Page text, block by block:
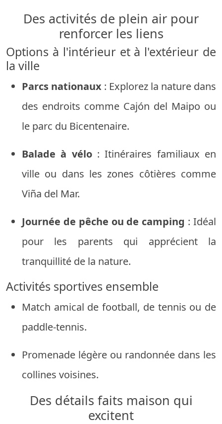
Des activités de plein air pour
renforcer les liens
Options à l'intérieur et à l'extérieur de
la ville
Parcs nationaux : Explorez la nature dans
des endroits comme Cajón del Maipo ou
le parc du Bicentenaire.
Balade à vélo: Itinéraires familiaux en
ville ou dans les zones côtières comme
Viña del Mar.
Journée de pêche ou de camping : Idéal
pour les parents qui apprécient la
tranquillité de la nature.
Activités sportives ensemble
Match amical de football, de tennis ou de
paddle-tennis.
Promenade légère ou randonnée dans les
collines voisines.
Des détails faits maison qui
excitent